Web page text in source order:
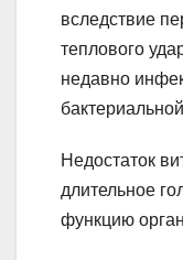
вследствие
теплового
недавно
Недостаток
длительное
функцию